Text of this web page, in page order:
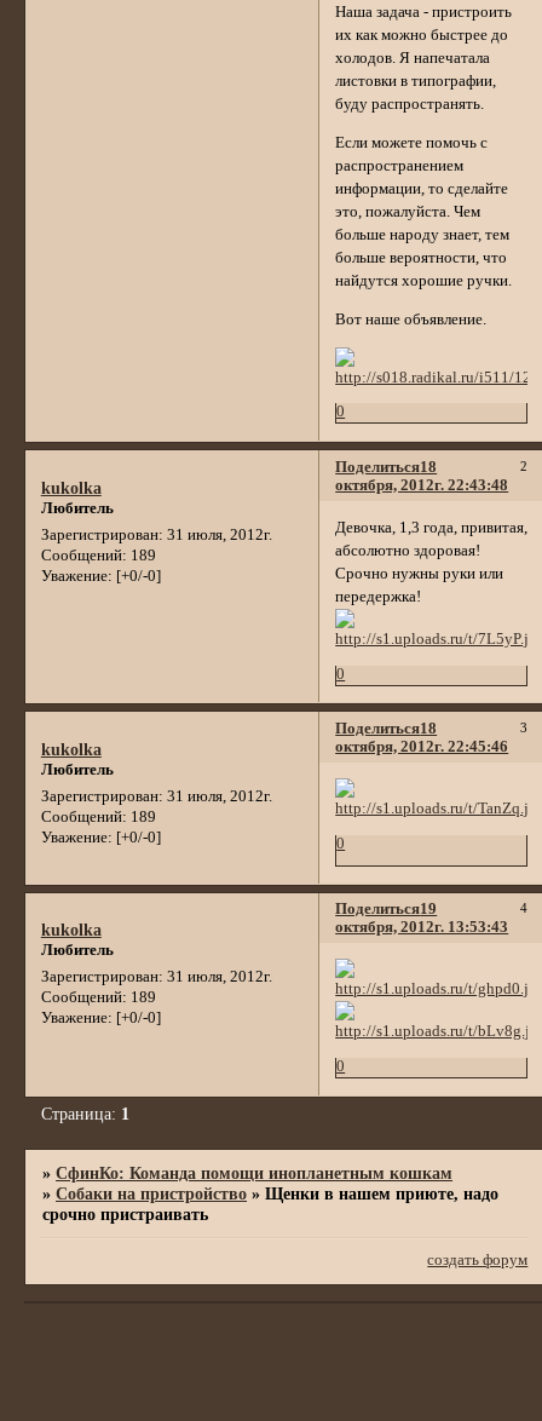
Наша задача - пристроить
их как можно быстрее до
холодов. Я напечатала
листовки в типографии,
буду распространять.
Если можете помочь с
распространением
информации, то сделайте
это, пожалуйста. Чем
больше народу знает, тем
больше вероятности, что
найдутся хорошие ручки.
Вот наше объявление.
0
Поделиться 2
18
октября, 2012г. 22:43:48
kukolka
Любитель
Зарегистрирован: 31 июля, 2012г.
Сообщений: 189
Уважение: [+0/-0]
Девочка, 1,3 года, привитая,
абсолютно здоровая!
Срочно нужны руки или
передержка!
0
Поделиться 3
18
октября, 2012г. 22:45:46
kukolka
Любитель
Зарегистрирован: 31 июля, 2012г.
Сообщений: 189
Уважение: [+0/-0] 0
Поделиться 4
19
октября, 2012г. 13:53:43
kukolka
Любитель
Зарегистрирован: 31 июля, 2012г.
Сообщений: 189
Уважение: [+0/-0]
0
Страница: 1
»СфинКо: Команда помощи инопланетным кошкам
»Собаки на пристройство »Щенки в нашем приюте, надо
срочно пристраивать
создать форум